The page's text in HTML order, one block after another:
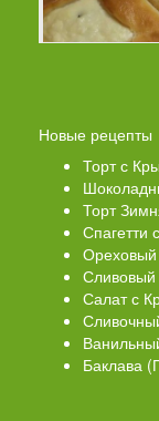
Новые рецепты
Торт с
Торт
Ореховый
Сливовый
Салат с
Баклава